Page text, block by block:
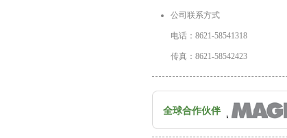
公司联系方式
电话：8621-58541318
传真：8621-58542423
全球合作伙伴